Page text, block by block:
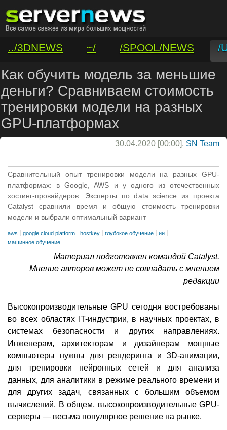
../3DNEWS ~/ /SPOOL/NEWS
/
/VAR/CONTACT
Как обучить модель за меньшие
деньги? Сравниваем стоимость
тренировки модели на разных
GPU-платформах
30.04.2020 [00:00], SN Team
Сравнительный опыт тренировки модели на разных GPU-
платформах: в Google, AWS и у одного из отечественных
хостинг-провайдеров. Эксперты по data science из проекта
Catalyst сравнили время и общую стоимость тренировки
модели и выбрали оптимальный вариант
aws google cloud platform hostkey глубокое обучение
ии
машинное обучение
Материал подготовлен командой Catalyst.
Мнение авторов может не совпадать с мнением
редакции
Высокопроизводительные GPU сегодня востребованы
во всех областях IT-индустрии, в научных проектах, в
системах безопасности и других направлениях.
Инженерам, архитекторам и дизайнерам мощные
компьютеры нужны для рендеринга и 3D-анимации,
для тренировки нейронных сетей и для анализа
данных, для аналитики в режиме реального времени и
для других задач, связанных с большим объемом
вычислений. В общем, высокопроизводительные GPU-
серверы — весьма популярное решение на рынке.